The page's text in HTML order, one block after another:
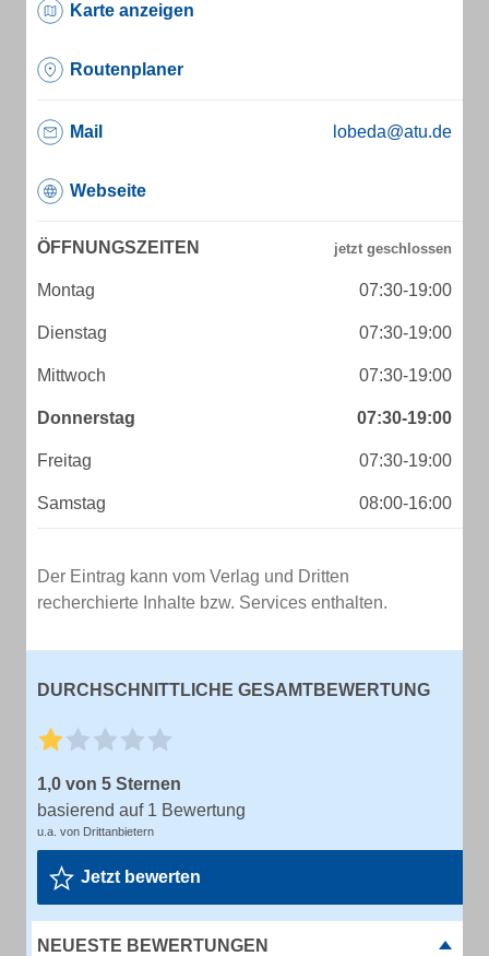
Karte anzeigen
Routenplaner
Mail lobeda@atu.de
Webseite
ÖFFNUNGSZEITEN
Montag 07:30-19:00
Dienstag 07:30-19:00
Mittwoch 07:30-19:00
Donnerstag 07:30-19:00
Freitag 07:30-19:00
Samstag 08:00-16:00
Der Eintrag kann vom Verlag und Dritten
recherchierte Inhalte bzw. Services enthalten.
DURCHSCHNITTLICHE GESAMTBEWERTUNG
1,0 von 5 Sternen
basierend auf 1 Bewertung
u.a. von Drittanbietern
Jetzt bewerten
NEUESTE BEWERTUNGEN